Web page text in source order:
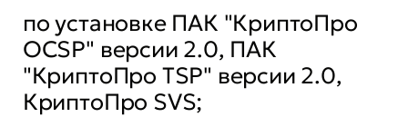
по установке ПАК "КриптоПро
OCSP" версии 2.0, ПАК
"КриптоПро TSP" версии 2.0,
КриптоПро SVS;